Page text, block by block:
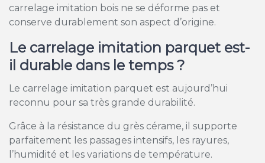
carrelage imitation bois ne se déforme pas et
conserve durablement son aspect d’origine.
Le carrelage imitation parquet est-
il durable dans le temps ?
Le carrelage imitation parquet est aujourd’hui
reconnu pour sa très grande durabilité.
Grâce à la résistance du grès cérame, il supporte
parfaitement les passages intensifs, les rayures,
l’humidité et les variations de température.